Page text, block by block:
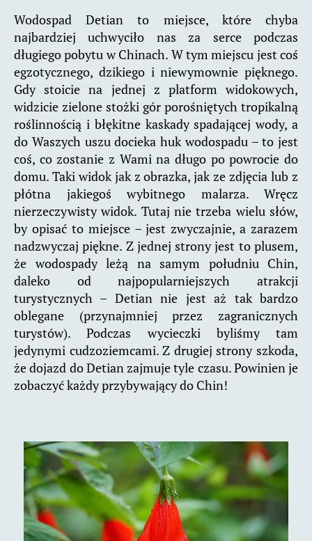
Wodospad Detian to miejsce, które chyba
najbardziej uchwyciło nas za serce podczas
długiego pobytu w Chinach. W tym miejscu jest coś
egzotycznego, dzikiego i niewymownie pięknego.
Gdy stoicie na jednej z platform widokowych,
widzicie zielone stożki gór porośniętych tropikalną
roślinnością i błękitne kaskady spadającej wody, a
do Waszych uszu docieka huk wodospadu – to jest
coś, co zostanie z Wami na długo po powrocie do
domu. Taki widok jak z obrazka, jak ze zdjęcia lub z
płótna jakiegoś wybitnego malarza. Wręcz
nierzeczywisty widok. Tutaj nie trzeba wielu słów,
by opisać to miejsce – jest zwyczajnie, a zarazem
nadzwyczaj piękne. Z jednej strony jest to plusem,
że wodospady leżą na samym południu Chin,
daleko od najpopularniejszych atrakcji
turystycznych – Detian nie jest aż tak bardzo
oblegane (przynajmniej przez zagranicznych
turystów). Podczas wycieczki byliśmy tam
jedynymi cudzoziemcami. Z drugiej strony szkoda,
że dojazd do Detian zajmuje tyle czasu. Powinien je
zobaczyć każdy przybywający do Chin!